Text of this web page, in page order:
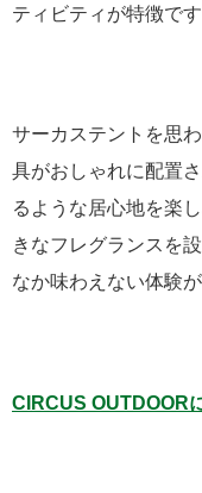
ティビティが特徴です
サーカステントを思
具がおしゃれに配置
るような居心地を楽
きなフレグランスを
なか味わえない体験が
CIRCUS OUTDOOR